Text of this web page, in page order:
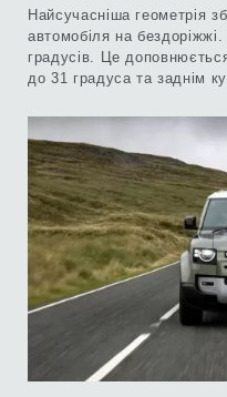
Найсучасніша геометрія
автомобіля на
градусів. Це
до 31 градуса та заднім